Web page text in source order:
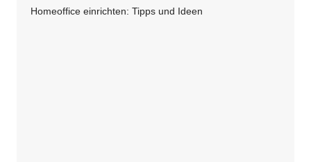
Homeoffice einrichten: Tipps und Ideen